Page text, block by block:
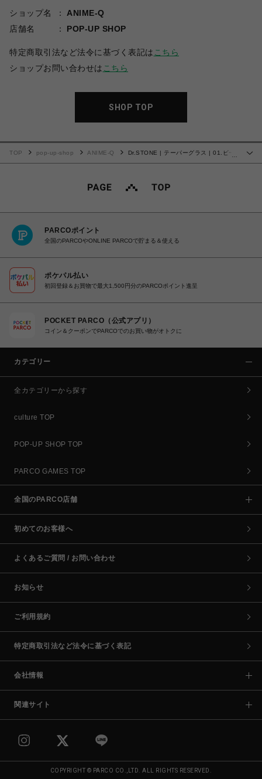
ショップ名
ANIME-Q
店舗名
POP-UP SHOP
特定商取引法など法令に基づく表記は こちら
ショップお問い合わせは こちら
SHOP TOP
TOP pop-up-shop ANIME-Q
Dr.STONE | テーパーグラス | 01.ビー
PARCOポイント
全国のPARCOやONLINE PARCOで貯まる＆使える
ポケパル払い
初回登録＆お買物で最大1,500円分のPARCOポイント進呈
POCKET PARCO（公式アプリ）
コイン＆クーポンでPARCOでのお買い物がオトクに
カテゴリー
全カテゴリーから探す
culture TOP
POP-UP SHOP TOP
PARCO GAMES TOP
全国のPARCO店舗
初めてのお客様へ
よくあるご質問 / お問い合わせ
お知らせ
ご利用規約
特定商取引法など法令に基づく表記
会社情報
関連サイト
COPYRIGHT © PARCO CO.,LTD. ALL RIGHTS RESERVED.